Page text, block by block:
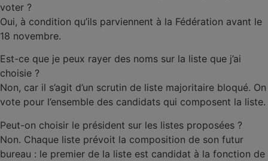
voter ?
Oui, à condition qu’ils parviennent à la Fédération avant le
18 novembre.
Est-ce que je peux rayer des noms sur la liste que j’ai
choisie ?
Non, car il s’agit d’un scrutin de liste majoritaire bloqué. On
vote pour l’ensemble des candidats qui composent la liste.
Peut-on choisir le président sur les listes proposées ?
Non. Chaque liste prévoit la composition de son futur
bureau : le premier de la liste est candidat à la fonction de